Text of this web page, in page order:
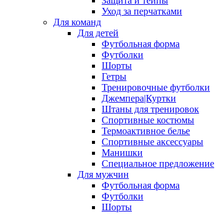
Уход за перчатками
Для команд
Для детей
Футбольная форма
Футболки
Шорты
Гетры
Тренировочные футболки
Джемпера|Куртки
Штаны для тренировок
Спортивные костюмы
Термоактивное белье
Спортивные аксессуары
Манишки
Специальное предложение
Для мужчин
Футбольная форма
Футболки
Шорты